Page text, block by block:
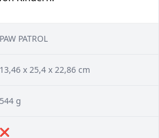
PAW PATROL
13,46 x 25,4 x 22,86 cm
544 g
❌